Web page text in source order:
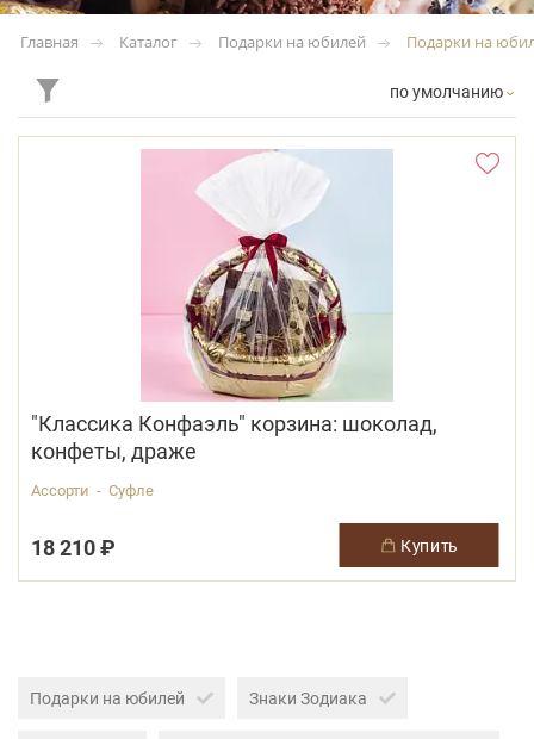
Главная Каталог Подарки на юбилей Подарки на
по умолчанию
"Классика Конфаэль" корзина: шоколад,
конфеты, драже
Ассорти - Суфле
18 210 ₽ купить
Подарки на юбилей Знаки Зодиака